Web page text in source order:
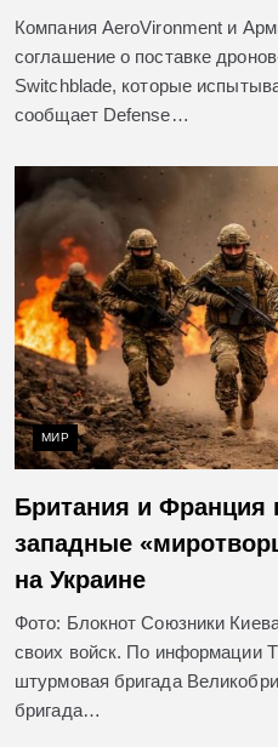
Компания AeroVironment и
соглашение о поставке
Switchblade, которые
сообщает Defense…
МИР
Британия и Франция
западные
на Украине
Фото: Блокнот Союзники
своих войск. По информации
штурмовая бригада
бригада…